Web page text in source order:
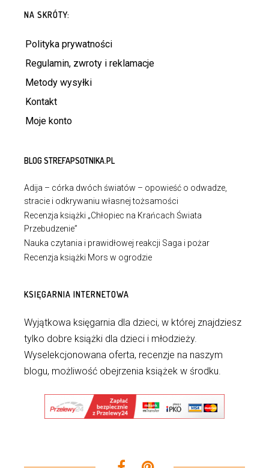
NA SKRÓTY:
Polityka prywatności
Regulamin, zwroty i reklamacje
Metody wysyłki
Kontakt
Moje konto
BLOG STREFAPSOTNIKA.PL
Adija – córka dwóch światów – opowieść o odwadze,
stracie i odkrywaniu własnej tożsamości
Recenzja książki „Chłopiec na Krańcach Świata
Przebudzenie”
Nauka czytania i prawidłowej reakcji Saga i pożar
Recenzja książki Mors w ogrodzie
KSIĘGARNIA INTERNETOWA
Wyjątkowa księgarnia dla dzieci, w której znajdziesz
tylko dobre książki dla dzieci i młodzieży.
Wyselekcjonowana oferta, recenzje na naszym
blogu, możliwość obejrzenia książek w środku.